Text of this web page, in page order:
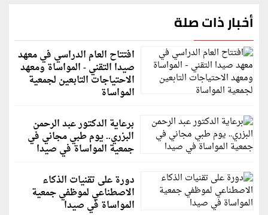
أخبار ذات صلة
افتتاح العام الدراسي في معهد
صيدا التقني - المواساة ومعهد
الاحتياجات التابعين لجمعية
المواساة
برعاية الدكتور عبد الرحمن
البزري.. يوم طبي مجاني في
جمعية المواساة في صيدا
دورة على تقنيات الذكاء
الاصطناعي لموظفي جمعية
المواساة في صيدا